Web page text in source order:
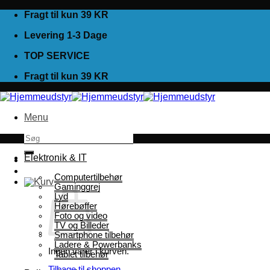
Fortsæt
indhold
Fragt til kun 39 KR
Levering 1-3 Dage
TOP SERVICE
Fragt til kun 39 KR
Menu
Søg
Ingen varer i kurven.
Elektronik & IT
Computertilbehør
Gaminggrej
Lyd
Hørebøffer
Foto og video
TV og Billeder
Smartphone tilbehør
Ladere & Powerbanks
Tablet tilbehør